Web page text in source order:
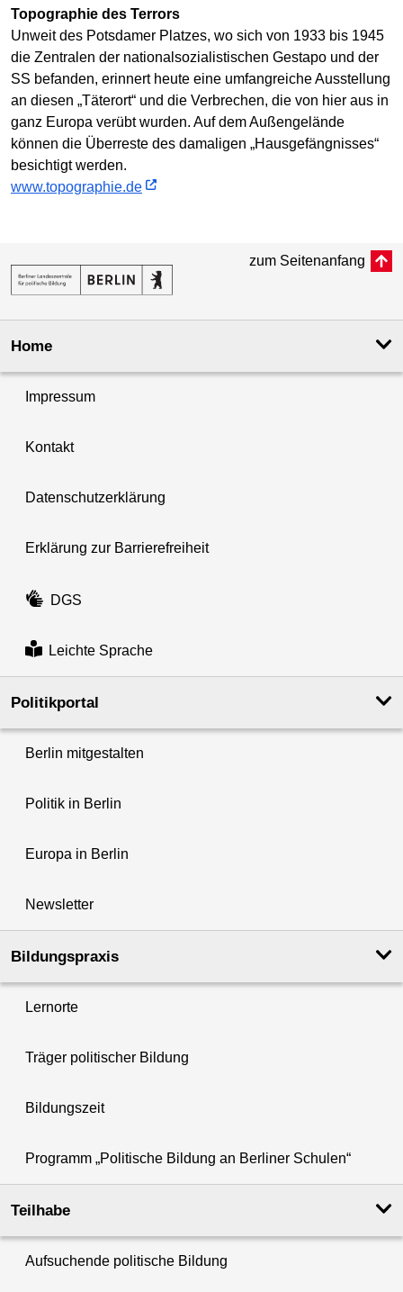
Topographie des Terrors
Unweit des Potsdamer Platzes, wo sich von 1933 bis 1945
die Zentralen der nationalsozialistischen Gestapo und der
SS befanden, erinnert heute eine umfangreiche Ausstellung
an diesen „Täterort“ und die Verbrechen, die von hier aus in
ganz Europa verübt wurden. Auf dem Außengelände
können die Überreste des damaligen „Hausgefängnisses“
besichtigt werden.
www.topographie.de
zum Seitenanfang
Home
Impressum
Kontakt
Datenschutzerklärung
Erklärung zur Barrierefreiheit
DGS
Leichte Sprache
Politikportal
Berlin mitgestalten
Politik in Berlin
Europa in Berlin
Newsletter
Bildungspraxis
Lernorte
Träger politischer Bildung
Bildungszeit
Programm „Politische Bildung an Berliner Schulen“
Teilhabe
Aufsuchende politische Bildung